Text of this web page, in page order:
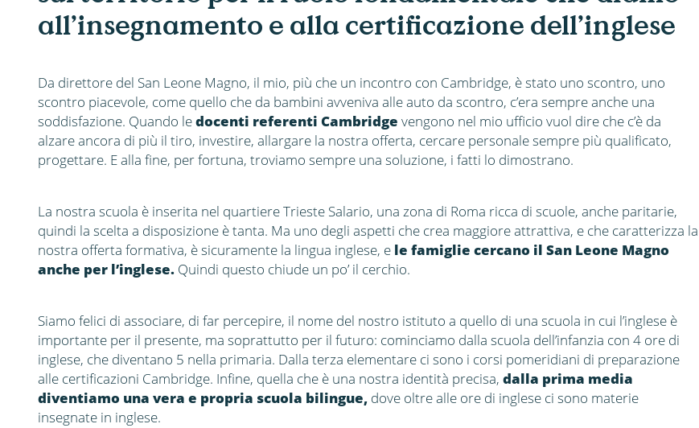
all’insegnamento e alla certificazione dell’inglese
Da direttore del San Leone Magno, il mio, più che un incontro con Cambridge, è stato uno scontro, uno
scontro piacevole, come quello che da bambini avveniva alle auto da scontro, c’era sempre anche una
soddisfazione. Quando ledocenti referenti Cambridge vengono nel mio ufficio vuol dire che c’è da
alzare ancora di più il tiro, investire, allargare la nostra offerta, cercare personale sempre più qualificato,
progettare. E alla fine, per fortuna, troviamo sempre una soluzione, i fatti lo dimostrano.
La nostra scuola è inserita nel quartiere Trieste Salario, una zona di Roma ricca di scuole, anche paritarie,
quindi la scelta a disposizione è tanta. Ma uno degli aspetti che crea maggiore attrattiva, e che caratterizza la
nostra offerta formativa, è sicuramente la lingua inglese, e le famiglie cercano il San Leone Magno
anche per l’inglese. Quindi questo chiude un po’ il cerchio.
Siamo felici di associare, di far percepire, il nome del nostro istituto a quello di una scuola in cui l’inglese è
importante per il presente, ma soprattutto per il futuro: cominciamo dalla scuola dell’infanzia con 4 ore di
inglese, che diventano 5 nella primaria. Dalla terza elementare ci sono i corsi pomeridiani di preparazione
alle certificazioni Cambridge. Infine, quella che è una nostra identità precisa, dalla prima media
diventiamo una vera e propria scuola bilingue, dove oltre alle ore di inglese ci sono materie
insegnate in inglese.